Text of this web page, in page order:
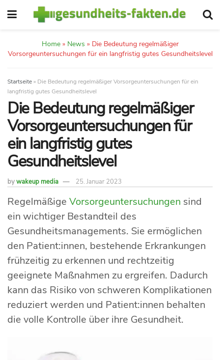
Home» News » Die Bedeutung regelmäßiger
Vorsorgeuntersuchungen für ein langfristig gutes Gesundheitslevel
Startseite » Die Bedeutung regelmäßiger Vorsorgeuntersuchungen für ein
langfristig gutes Gesundheitslevel
Die Bedeutung regelmäßiger
Vorsorgeuntersuchungen für
ein langfristig gutes
Gesundheitslevel
bywakeup media 25. Januar 2023
Regelmäßige Vorsorgeuntersuchungen sind
ein wichtiger Bestandteil des
Gesundheitsmanagements. Sie ermöglichen
den Patient:innen, bestehende Erkrankungen
frühzeitig zu erkennen und rechtzeitig
geeignete Maßnahmen zu ergreifen. Dadurch
kann das Risiko von schweren Komplikationen
reduziert werden und Patient:innen behalten
die volle Kontrolle über ihre Gesundheit.